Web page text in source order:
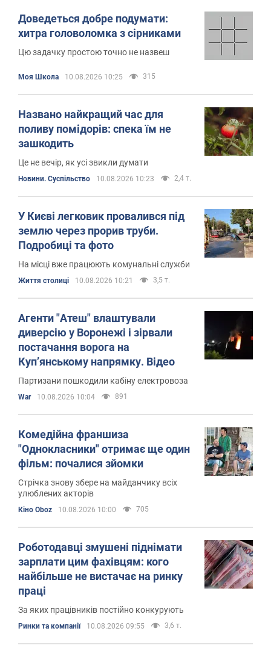
Доведеться добре подумати:
хитра головоломка з сірниками
Цю задачку простою точно не назвеш
Моя Школа 10.08.2026 10:25 315
Названо найкращий час для
поливу помідорів: спека їм не
зашкодить
Це не вечір, як усі звикли думати
Новини. Суспільство 10.08.2026 10:23 2,4 т.
У Києві легковик провалився під
землю через прорив труби.
Подробиці та фото
На місці вже працюють комунальні служби
Життя столиці 10.08.2026 10:21 3,5 т.
Агенти "Атеш" влаштували
диверсію у Воронежі і зірвали
постачання ворога на
Куп’янському напрямку. Відео
Партизани пошкодили кабіну електровоза
War 10.08.2026 10:04 891
Комедійна франшиза
"Однокласники" отримає ще один
фільм: почалися зйомки
Стрічка знову збере на майданчику всіх
улюблених акторів
Кіно Oboz 10.08.2026 10:00 705
Роботодавці змушені піднімати
зарплати цим фахівцям: кого
найбільше не вистачає на ринку
праці
За яких працівників постійно конкурують
Ринки та компанії 10.08.2026 09:55 3,6 т.